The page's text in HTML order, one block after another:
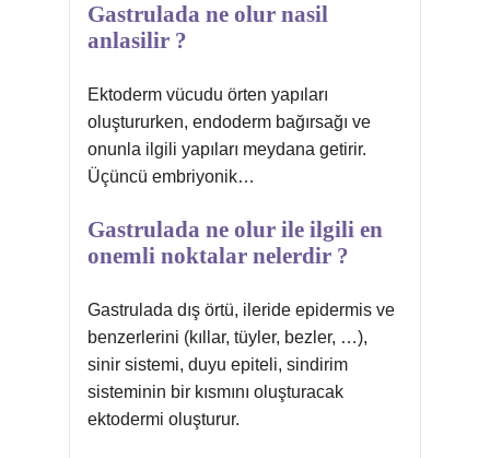
Gastrulada ne olur nasil
anlasilir ?
Ektoderm vücudu örten yapıları
oluştururken, endoderm bağırsağı ve
onunla ilgili yapıları meydana getirir.
Üçüncü embriyonik…
Gastrulada ne olur ile ilgili en
onemli noktalar nelerdir ?
Gastrulada dış örtü, ileride epidermis ve
benzerlerini (kıllar, tüyler, bezler, …),
sinir sistemi, duyu epiteli, sindirim
sisteminin bir kısmını oluşturacak
ektodermi oluşturur.